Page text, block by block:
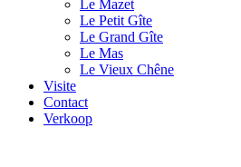
Le Mazet
Le Petit Gîte
Le Grand Gîte
Le Mas
Le Vieux Chêne
Visite
Contact
Verkoop